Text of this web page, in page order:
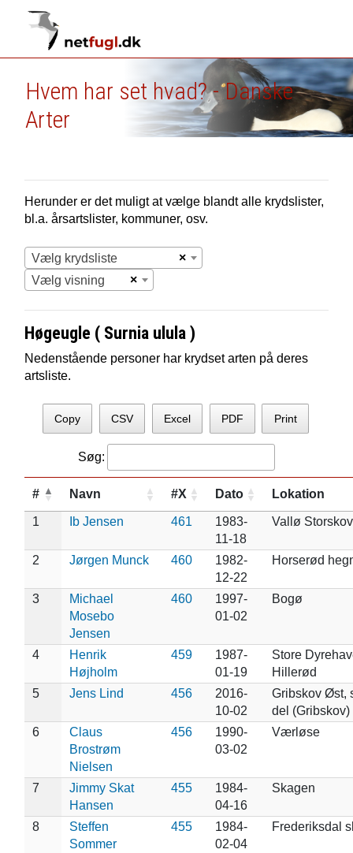
Hvem har set hvad? - Danske
Arter
Herunder er det muligt at vælge blandt alle krydslister,
bl.a. årsartslister, kommuner, osv.
×
Vælg krydsliste
×
Vælg visning
Høgeugle ( Surnia ulula )
Nedenstående personer har krydset arten på deres
artsliste.
Copy CSV Excel PDF Print
Søg:
# Navn #X Dato Lokation
1 Ib Jensen 461
1983-
11-18
Vallø Storskov
2 Jørgen Munck 460
1982-
12-22
Horserød
3
Michael
Mosebo
Jensen
460
1997-
01-02
Bogø
4
Henrik
Højholm
459
1987-
01-19
Store
Hillerød
5
Jens Lind 456
2016-
10-02
Gribskov Øst,
del (Gribskov)
6
Claus
Brostrøm
Nielsen
456
1990-
03-02
Værløse
7
Jimmy Skat
Hansen
455
1984-
04-16
Skagen
8
Steffen
Sommer
455
1984-
02-04
Frederiksdal